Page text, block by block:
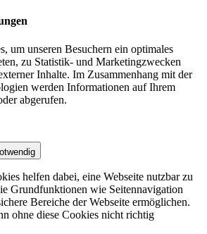
um unseren Besuchern ein optimales
zu Statistik- und Marketingzwecken
Inhalte. Im Zusammenhang mit der
werden Informationen auf Ihrem
abgerufen.
helfen dabei, eine Webseite nutzbar zu
Grundfunktionen wie Seitennavigation
Bereiche der Webseite ermöglichen.
ohne diese Cookies nicht richtig